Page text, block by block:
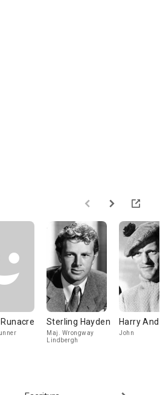
Sterling Hayden
Maj. Wrongway
Lindbergh
Harry
John